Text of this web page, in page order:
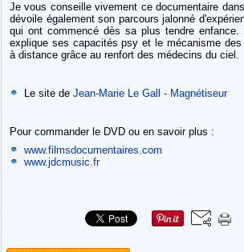
Je vous conseille vivement ce documentaire
dévoile également son parcours jalonné
qui ont commencé dès sa plus tendre
explique ses capacités psy et le mécanisme
à distance grâce au renfort des médecins du ciel.
Le site de Jean-Marie Le Gall - Magnétiseur
Pour commander le DVD ou en savoir plus :
www.filmsdocumentaires.com
www.jdcmusic.fr